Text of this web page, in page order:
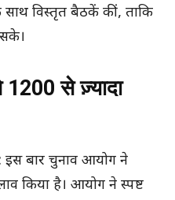
साथ विस्तृत बैठकें कीं, ताकि
1200 से ज़्यादा
इस बार चुनाव आयोग ने
किया है। आयोग ने स्पष्ट